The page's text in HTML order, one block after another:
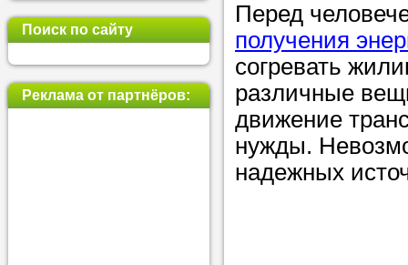
Или найдите
нашей базе
используя
Получите
Поиск по сайту
Реклама от партнёров:
Перед
получения
согревать
различные
движение
нужды.
надежных